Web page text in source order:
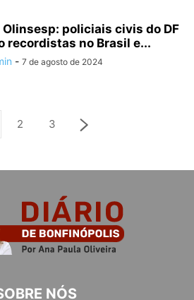
Olinsesp: policiais civis do DF
recordistas no Brasil e...
- 7 de agosto de 2024
2 3
NÓS